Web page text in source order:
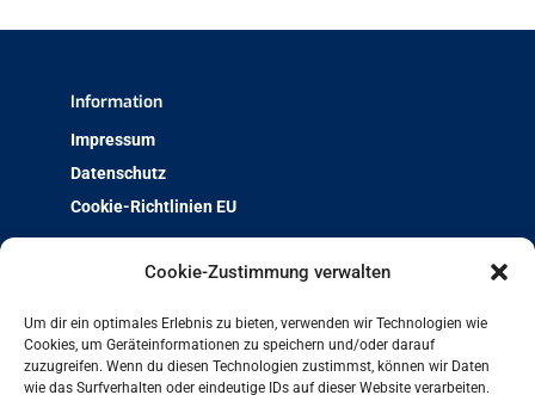
Cookie-Zustimmung verwalten
Um dir ein optimales Erlebnis zu bieten, verwenden wir Technologien wie
Cookies, um Geräteinformationen zu speichern und/oder darauf
zuzugreifen. Wenn du diesen Technologien zustimmst, können wir Daten
wie das Surfverhalten oder eindeutige IDs auf dieser Website verarbeiten.
Information
Impressum
Datenschutz
Cookie-Richtlinien EU
Jobs und Ausbildung
Weiterbildung mit Qualität